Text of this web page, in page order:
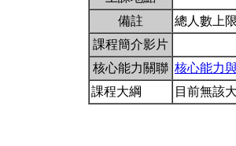
備註
總人數上
課程簡介影片
核心能力關聯 核心能力
課程大綱
目前無該